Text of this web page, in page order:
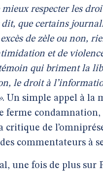
mieux respecter les
dit, que certains
de zèle ou non,
et de
qui briment la
le droit à
. Un simple appel à la
ferme
critique de
commentateurs à
une fois de plus sur